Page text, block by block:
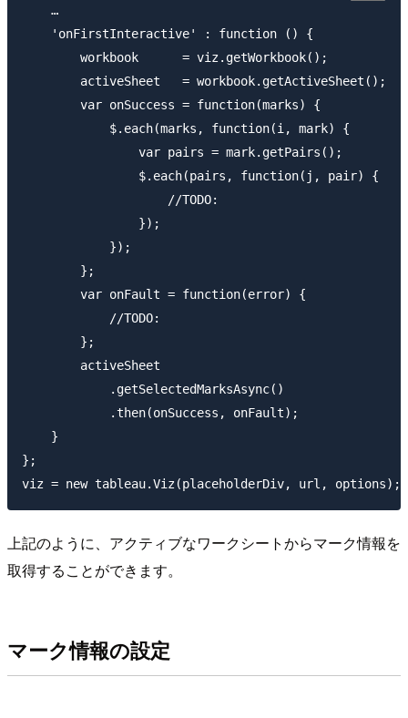
    …
    'onFirstInteractive' : function () {
        workbook      = viz.getWorkbook();
        activeSheet   = workbook.getActiveSheet();
        var onSuccess = function(marks) {
            $.each(marks, function(i, mark) {
                var pairs = mark.getPairs();
                $.each(pairs, function(j, pair) {
                    //TODO:
                });
            });
        };
        var onFault = function(error) {
            //TODO:
        };
        activeSheet
            .getSelectedMarksAsync()
            .then(onSuccess, onFault);
    }
};
上記のように、アクティブなワークシートからマーク情報を
取得することができます。
マーク情報の設定